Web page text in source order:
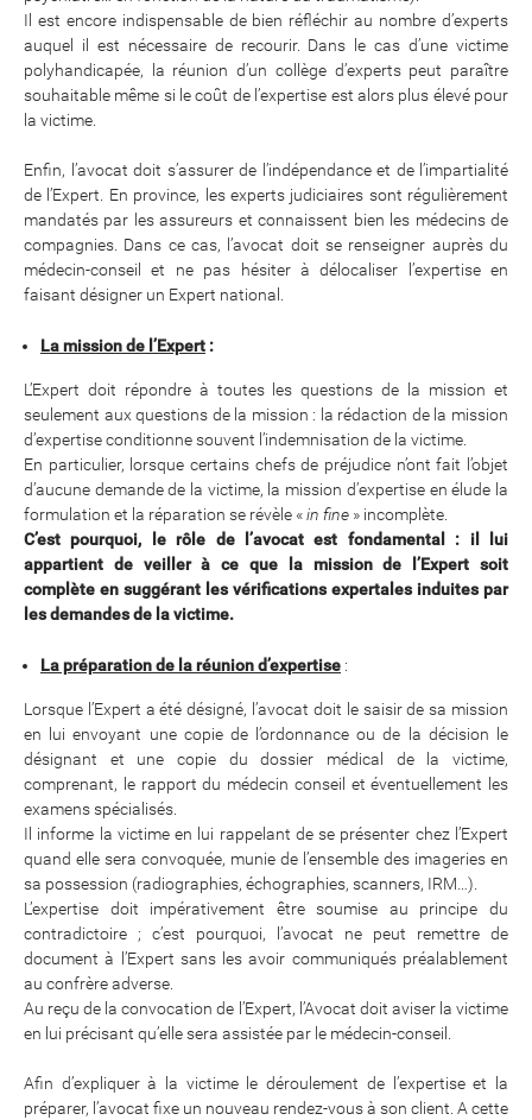
Il est encore indispensable de bien réfléchir au nombre d’experts
auquel il est nécessaire de recourir. Dans le cas d’une victime
polyhandicapée, la réunion d’un collège d’experts peut paraître
souhaitable même si le coût de l’expertise est alors plus élevé pour
la victime.
Enfin, l’avocat doit s’assurer de l’indépendance et de l’impartialité
de l’Expert. En province, les experts judiciaires sont régulièrement
mandatés par les assureurs et connaissent bien les médecins de
compagnies. Dans ce cas, l’avocat doit se renseigner auprès du
médecin-conseil et ne pas hésiter à délocaliser l’expertise en
faisant désigner un Expert national.
La mission de l’Expert :
L’Expert doit répondre à toutes les questions de la mission et
seulement aux questions de la mission : la rédaction de la mission
d’expertise conditionne souvent l’indemnisation de la victime.
En particulier, lorsque certains chefs de préjudice n’ont fait l’objet
d’aucune demande de la victime, la mission d’expertise en élude la
formulation et la réparation se révèle «in fine » incomplète.
C’est pourquoi, le rôle de l’avocat est fondamental : il lui
appartient de veiller à ce que la mission de l’Expert soit
complète en suggérant les vérifications expertales induites par
les demandes de la victime.
La préparation de la réunion d’expertise :
Lorsque l’Expert a été désigné, l’avocat doit le saisir de sa mission
en lui envoyant une copie de l’ordonnance ou de la décision le
désignant et une copie du dossier médical de la victime,
comprenant, le rapport du médecin conseil et éventuellement les
examens spécialisés.
Il informe la victime en lui rappelant de se présenter chez l’Expert
quand elle sera convoquée, munie de l’ensemble des imageries en
sa possession (radiographies, échographies, scanners, IRM…).
L’expertise doit impérativement être soumise au principe du
contradictoire ; c’est pourquoi, l’avocat ne peut remettre de
document à l’Expert sans les avoir communiqués préalablement
au confrère adverse.
Au reçu de la convocation de l’Expert, l’Avocat doit aviser la victime
en lui précisant qu’elle sera assistée par le médecin-conseil.
Afin d’expliquer à la victime le déroulement de l’expertise et la
préparer, l’avocat fixe un nouveau rendez-vous à son client. A cette